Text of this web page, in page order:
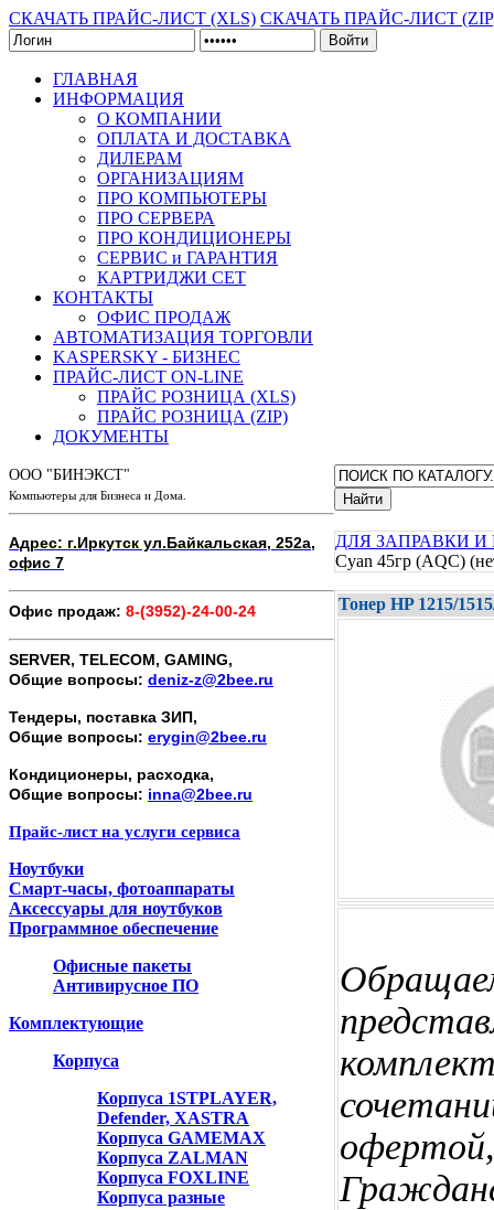
СКАЧАТЬ ПРАЙС-ЛИСТ (XLS) СКАЧАТЬ ПРАЙС-ЛИСТ
Войти
ГЛАВНАЯ
ИНФОРМАЦИЯ
О КОМПАНИИ
ОПЛАТА И ДОСТАВКА
ДИЛЕРАМ
ОРГАНИЗАЦИЯМ
ПРО КОМПЬЮТЕРЫ
ПРО СЕРВЕРА
ПРО КОНДИЦИОНЕРЫ
СЕРВИС и ГАРАНТИЯ
КАРТРИДЖИ CET
КОНТАКТЫ
ОФИС ПРОДАЖ
АВТОМАТИЗАЦИЯ ТОРГОВЛИ
KASPERSKY - БИЗНЕС
ПРАЙС-ЛИСТ ON-LINE
ПРАЙС РОЗНИЦА (XLS)
ПРАЙС РОЗНИЦА (ZIP)
ДОКУМЕНТЫ
ООО "БИНЭКСТ"
Компьютеры для Бизнеса и Дома.
Адрес: г.Иркутск ул.Байкальская, 252а,
офис 7
Офис продаж: 8-(3952)-24-00-24
SERVER, TELECOM, GAMING,
Общие вопросы: deniz-z@2bee.ru
Тендеры, поставка ЗИП,
Общие вопросы: erygin@2bee.ru
Кондиционеры, расходка,
Общие вопросы: inna@2bee.ru
Прайс-лист на услуги сервиса
Ноутбуки
Смарт-часы, фотоаппараты
Аксессуары для ноутбуков
Программное обеспечение
Офисные пакеты
Антивирусное ПО
Комплектующие
Корпуса
Корпуса 1STPLAYER,
Defender, XASTRA
Корпуса GAMEMAX
Корпуса ZALMAN
Корпуса FOXLINE
Корпуса разные
Найти
ДЛЯ ЗАПРАВКИ
Cyan 45гp (AQC)
Тонер HP 1215/